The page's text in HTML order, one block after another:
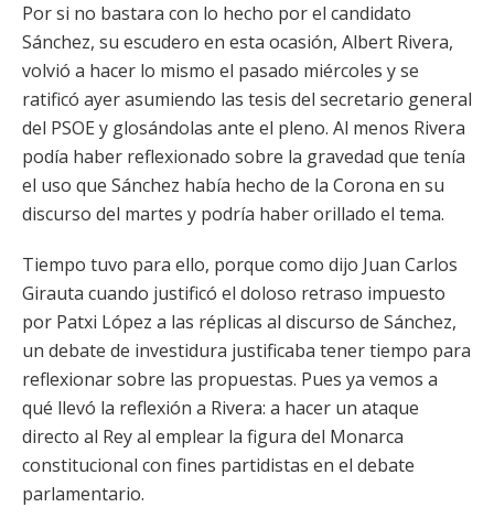
Por si no bastara con lo hecho por el candidato
Sánchez, su escudero en esta ocasión, Albert Rivera,
volvió a hacer lo mismo el pasado miércoles y se
ratificó ayer asumiendo las tesis del secretario general
del PSOE y glosándolas ante el pleno. Al menos Rivera
podía haber reflexionado sobre la gravedad que tenía
el uso que Sánchez había hecho de la Corona en su
discurso del martes y podría haber orillado el tema.
Tiempo tuvo para ello, porque como dijo Juan Carlos
Girauta cuando justificó el doloso retraso impuesto
por Patxi López a las réplicas al discurso de Sánchez,
un debate de investidura justificaba tener tiempo para
reflexionar sobre las propuestas. Pues ya vemos a
qué llevó la reflexión a Rivera: a hacer un ataque
directo al Rey al emplear la figura del Monarca
constitucional con fines partidistas en el debate
parlamentario.